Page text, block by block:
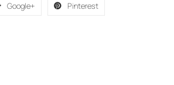
Google+ Pinterest